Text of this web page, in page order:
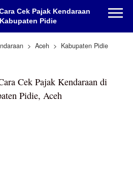
Cek Pajak Kendaraan
Kabupaten Pidie
Aceh Kabupaten Pidie
Cek Pajak Kendaraan di
Pidie, Aceh